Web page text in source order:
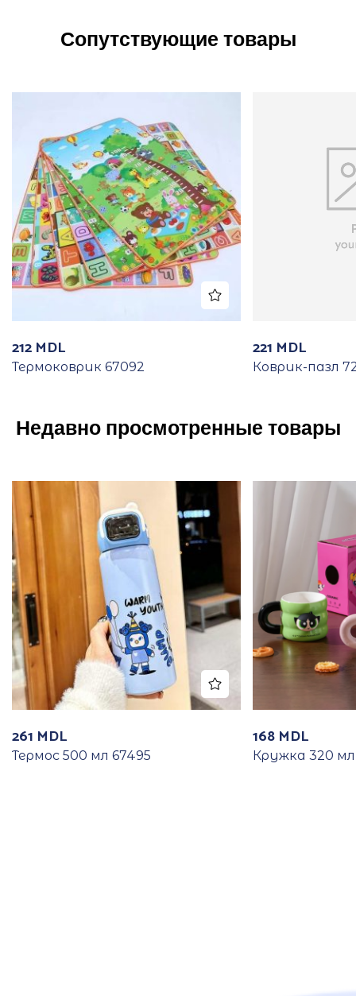
Сопутствующие товары
212 MDL
Термоковрик 67092
221 MDL
Коврик-пазл
Недавно просмотренные товары
261 MDL
Термос 500 мл 67495
168 MDL
Кружка 320 мл